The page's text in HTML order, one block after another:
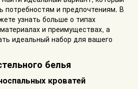
потребностям и предпочтениям. В
узнать больше о типах
и преимуществах, а
идеальный набор для вашего
белья
кроватей